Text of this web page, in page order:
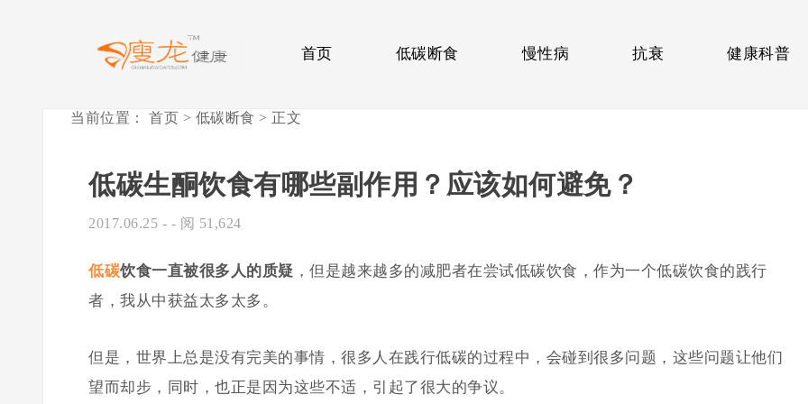
首页 低碳断食 慢性病 抗衰 健康科普
当前位置： 首页 > 低碳断食 > 正文
低碳生酮饮食有哪些副作用？应该如何避免？
2017.06.25 - - 阅 51,624
低碳饮食一直被很多人的质疑 ，但是越来越多的减肥者在尝试低碳饮食，作为一个低碳饮食的践行
者，我从中获益太多太多。
但是，世界上总是没有完美的事情，很多人在践行低碳的过程中，会碰到很多问题，这些问题让他们
望而却步，同时，也正是因为这些不适，引起了很大的争议。